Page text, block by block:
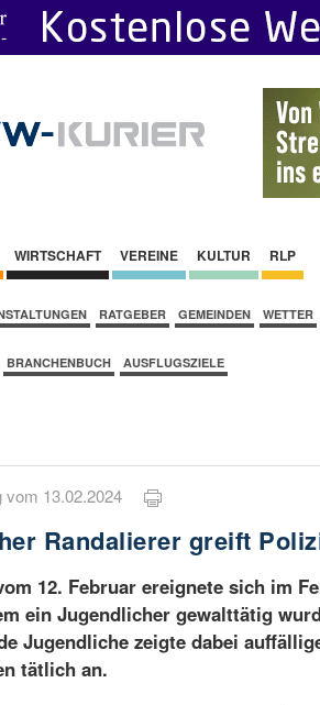
WIRTSCHAFT VEREINE KULTUR RLP
RATGEBER GEMEINDEN WETTER
BRANCHENBUCH AUSFLUGSZIELE
vom 13.02.2024
Randalierer greift
12. Februar ereignete sich im
ein Jugendlicher gewalttätig
Jugendliche zeigte dabei
tätlich an.